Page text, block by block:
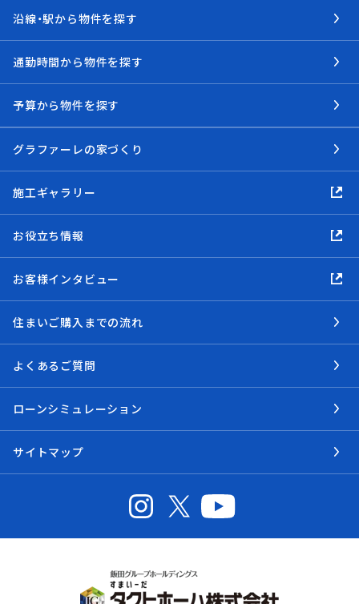
沿線・駅から物件を探す
通勤時間から物件を探す
予算から物件を探す
グラファーレの家づくり
施工ギャラリー
お役立ち情報
お客様インタビュー
住まいご購入までの流れ
よくあるご質問
ローンシミュレーション
サイトマップ